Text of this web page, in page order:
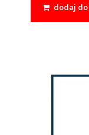
dodaj do